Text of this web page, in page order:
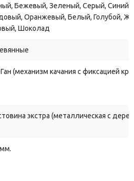
кресла комплектуются более
что без сомнения, является более
гармонично.
цены и превосходного
Бежевый, Зеленый, Серый, Синий,
Оранжевый, Белый, Голубой,
Шоколад
(механизм качания с фиксацией
экстра (металлическая с